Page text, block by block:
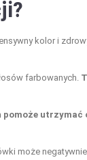
kolor i
farbowanych.
pomoże
może negatywnie